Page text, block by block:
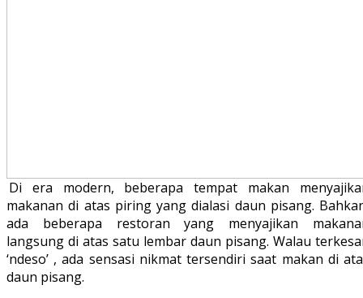
Di era modern, beberapa tempat makan
makanan di atas piring yang dialasi daun pisang.
ada beberapa restoran yang menyajikan
langsung di atas satu lembar daun pisang. Walau
‘ndeso’ , ada sensasi nikmat tersendiri saat makan di
daun pisang.